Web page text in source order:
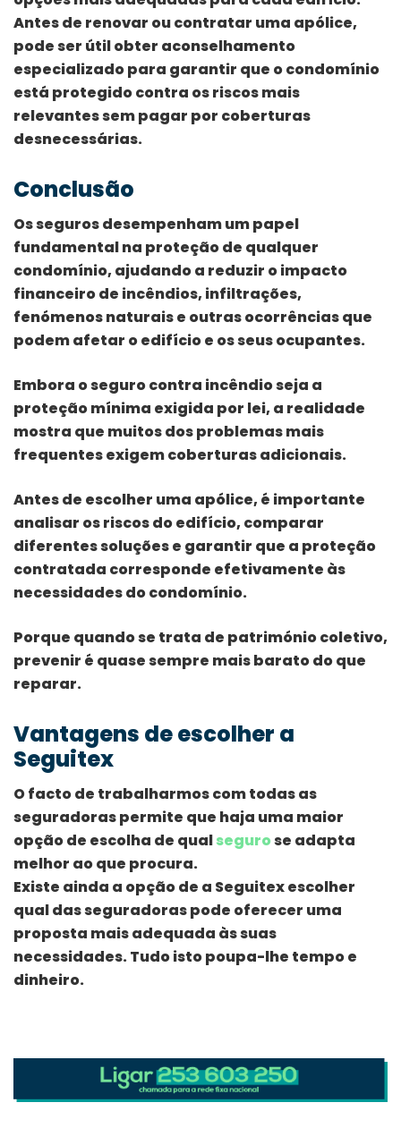
Antes de renovar ou contratar uma apólice,
pode ser útil obter aconselhamento
especializado para garantir que o condomínio
está protegido contra os riscos mais
relevantes sem pagar por coberturas
desnecessárias.
Conclusão
Os seguros desempenham um papel
fundamental na proteção de qualquer
condomínio, ajudando a reduzir o impacto
financeiro de incêndios, infiltrações,
fenómenos naturais e outras ocorrências que
podem afetar o edifício e os seus ocupantes.
Embora o seguro contra incêndio seja a
proteção mínima exigida por lei, a realidade
mostra que muitos dos problemas mais
frequentes exigem coberturas adicionais.
Antes de escolher uma apólice, é importante
analisar os riscos do edifício, comparar
diferentes soluções e garantir que a proteção
contratada corresponde efetivamente às
necessidades do condomínio.
Porque quando se trata de património coletivo,
prevenir é quase sempre mais barato do que
reparar.
Vantagens de escolher a
Seguitex
O facto de trabalharmos com todas as
seguradoras permite que haja uma maior
opção de escolha de qualsegurose adapta
melhor ao que procura.
Existe ainda a opção de a Seguitex escolher
qual das seguradoras pode oferecer uma
proposta mais adequada às suas
necessidades. Tudo isto poupa-lhe tempo e
dinheiro.